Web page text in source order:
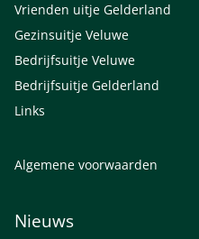
Vrienden uitje Gelderland
Gezinsuitje Veluwe
Bedrijfsuitje Veluwe
Bedrijfsuitje Gelderland
Links
Algemene voorwaarden
Nieuws